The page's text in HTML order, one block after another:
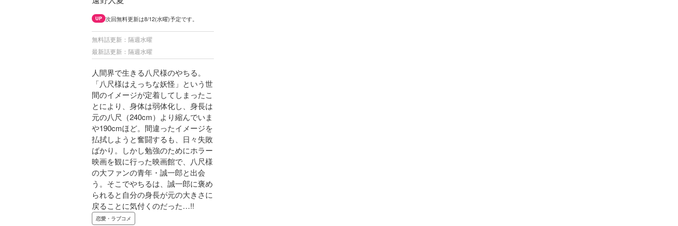
UP 次回無料更新は8/12(水曜)予定です。
無料話更新：隔週水曜
最新話更新：隔週水曜
人間界で生きる八尺様のやちる。
「八尺様はえっちな妖怪」という世
間のイメージが定着してしまったこ
とにより、身体は弱体化し、身長は
元の八尺（240cm）より縮んでいま
や190cmほど。間違ったイメージを
払拭しようと奮闘するも、日々失敗
ばかり。しかし勉強のためにホラー
映画を観に行った映画館で、八尺様
の大ファンの青年・誠一郎と出会
う。そこでやちるは、誠一郎に褒め
られると自分の身長が元の大きさに
戻ることに気付くのだった…!!
恋愛・ラブコメ